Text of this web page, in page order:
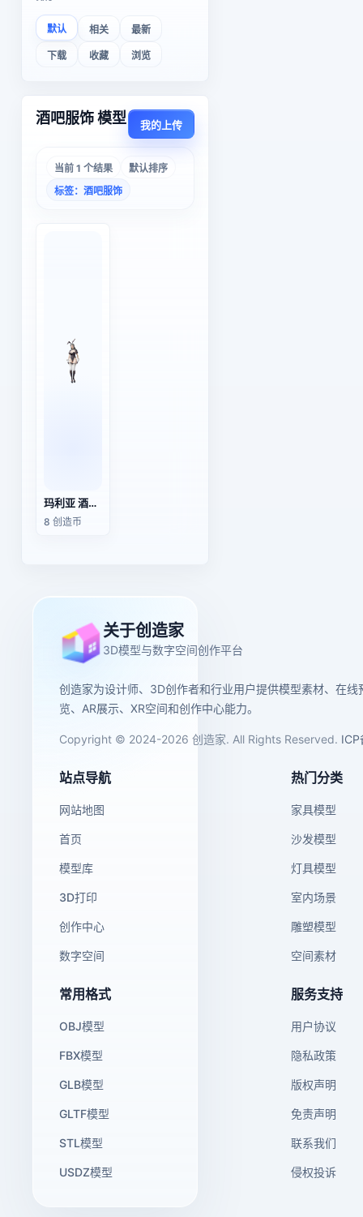
默认 相关 最新
下载 收藏 浏览
酒吧服饰 模型 我的上传
当前 1 个结果
默认排序
标签：酒吧服饰
玛利亚 酒吧服饰（3D动作模型）
8 创造币
关于创造家
3D模型与数字空间创作平台
创造家为设计师、3D创作者和行业用户提供模型素材、在线
览、AR展示、XR空间和创作中心能力。
Copyright © 2024-2026 创造家. All Rights Reserved. ICP
站点导航
网站地图
首页
模型库
3D打印
创作中心
数字空间
热门分类
家具模型
沙发模型
灯具模型
室内场景
雕塑模型
空间素材
常用格式
OBJ模型
FBX模型
GLB模型
GLTF模型
STL模型
USDZ模型
服务支持
用户协议
隐私政策
版权声明
免责声明
联系我们
侵权投诉